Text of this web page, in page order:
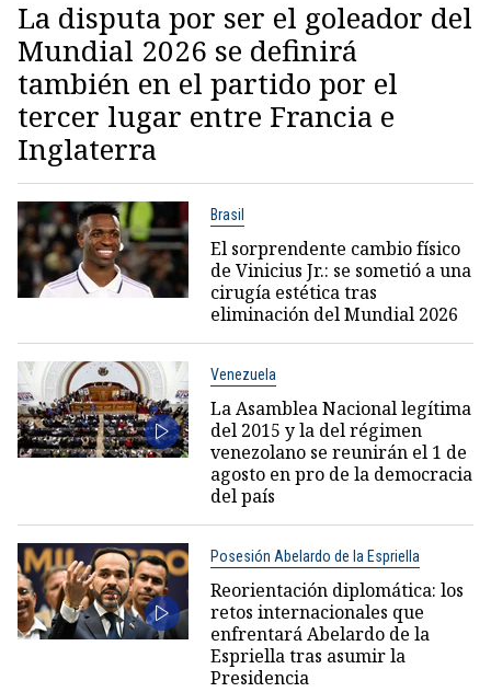
La disputa por ser el goleador del
Mundial 2026 se definirá
también en el partido por el
tercer lugar entre Francia e
Inglaterra
Brasil
El sorprendente cambio físico
de Vinicius Jr.: se sometió a una
cirugía estética tras
eliminación del Mundial 2026
Venezuela
La Asamblea Nacional legítima
del 2015 y la del régimen
venezolano se reunirán el 1 de
agosto en pro de la democracia
del país
Posesión Abelardo de la Espriella
Reorientación diplomática: los
retos internacionales que
enfrentará Abelardo de la
Espriella tras asumir la
Presidencia